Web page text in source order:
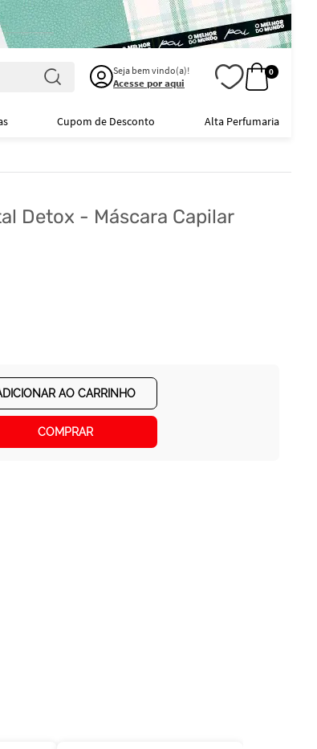
Seja bem vindo(a)!
Acesse por aqui
0
Cupom de Desconto Alta Perfumaria
Detox - Máscara Capilar
AO CARRINHO
COMPRAR